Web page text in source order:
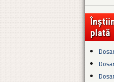
plată